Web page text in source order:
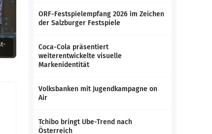
ORF-Festspielempfang 2026 im Zeichen
der Salzburger Festspiele
Coca-Cola präsentiert
weiterentwickelte visuelle
Markenidentität
Volksbanken mit Jugendkampagne on
Air
Tchibo bringt Ube-Trend nach
Österreich